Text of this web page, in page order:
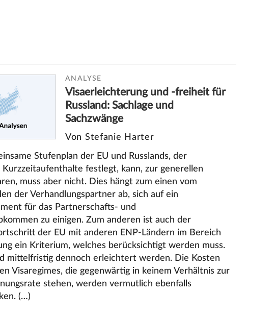
ANALYSE
Visaerleichterung und -freiheit für
Russland: Sachlage und
Sachzwänge
Von Stefanie Harter
Stufenplan der EU und Russlands, der
festlegt, kann, zur generellen
muss aber nicht. Dies hängt zum einen vom
der Verhandlungspartner ab, sich auf ein
für das Partnerschafts- und
zu einigen. Zum anderen ist auch der
der EU mit anderen ENP-Ländern im Bereich
ein Kriterium, welches berücksichtigt werden muss.
mittelfristig dennoch erleichtert werden. Die Kosten
Visaregimes, die gegenwärtig in keinem Verhältnis zur
stehen, werden vermutlich ebenfalls
(…)